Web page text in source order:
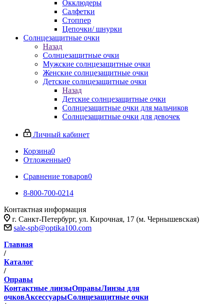
Окклюдеры
Салфетки
Стоппер
Цепочки/ шнурки
Солнцезащитные очки
Назад
Солнцезащитные очки
Мужские солнцезащитные очки
Женские солнцезащитные очки
Детские солнцезащитные очки
Назад
Детские солнцезащитные очки
Солнцезащитные очки для мальчиков
Солнцезащитные очки для девочек
Личный кабинет
Корзина0
Отложенные0
Сравнение товаров0
8-800-700-0214
Контактная информация
г. Санкт-Петербург, ул. Кирочная, 17 (м. Чернышевская)
sale-spb@optika100.com
Главная
/
Каталог
/
Оправы
Контактные линзыОправыЛинзы для
очковАксессуарыСолнцезащитные очки